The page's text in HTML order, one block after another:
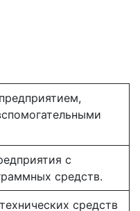
с
средств.
средств